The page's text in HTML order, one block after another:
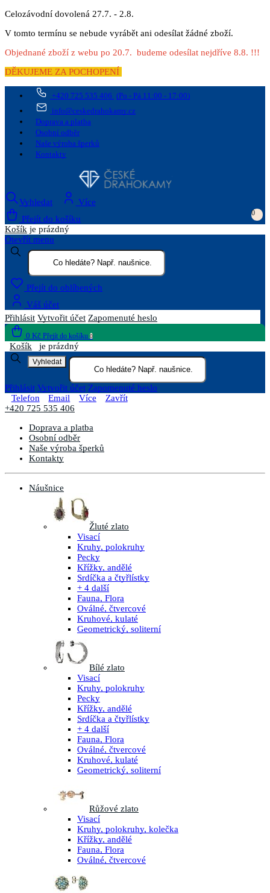
Celozávodní dovolená 27.7. - 2.8.
V tomto termínu se nebude vyrábět ani odesílat žádné zboží.
Objednané zboží z webu po 20.7. budeme odesílat nejdříve 8.8. !!!
DĚKUJEME ZA POCHOPENÍ
+420 725 535 406 (Po - Pá 11:00 - 17:00)
info@ceskedrahokamy.cz
Doprava a platba
Osobní odběr
Naše výroba šperků
Kontakty
Vyhledat
Více
Přejít do košíku
0
Košík je prázdný
Otevřít menu
Přejít do oblíbených
Váš účet
Přihlásit Vytvořit účet Zapomenuté heslo
0 Kč Přejít do košíku 0
Košík je prázdný
Vyhledat
Přihlásit Vytvořit účet Zapomenuté heslo
Telefon
Email Více
Zavřít
+420 725 535 406
Doprava a platba
Osobní odběr
Naše výroba šperků
Kontakty
Náušnice
Žluté zlato
Visací
Kruhy, polokruhy
Pecky
Křížky, andělé
Srdíčka a čtyřlístky
+ 4 další
Fauna, Flora
Oválné, čtvercové
Kruhové, kulaté
Geometrický, soliterní
Bílé zlato
Visací
Kruhy, polokruhy
Pecky
Křížky, andělé
Srdíčka a čtyřlístky
+ 4 další
Fauna, Flora
Oválné, čtvercové
Kruhové, kulaté
Geometrický, soliterní
Růžové zlato
Visací
Kruhy, polokruhy, kolečka
Křížky, andělé
Fauna, Flora
Oválné, čtvercové